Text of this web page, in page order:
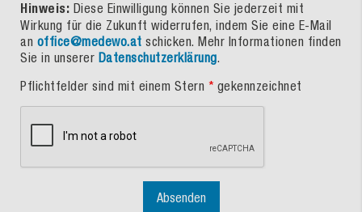
Hinweis: Diese Einwilligung können Sie jederzeit mit
Wirkung für die Zukunft widerrufen, indem Sie eine E-Mail
an office@medewo.at
Sie in unserer Datenschutzerklärung.
Pflichtfelder sind mit einem Stern * gekennzeichnet
Absenden